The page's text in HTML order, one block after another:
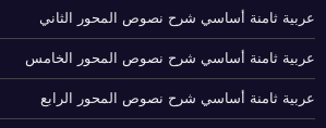
عربية ثامنة أساسي شرح نصوص المحور الثاني
عربية ثامنة أساسي شرح نصوص المحور الخامس
عربية ثامنة أساسي شرح نصوص المحور الرابع